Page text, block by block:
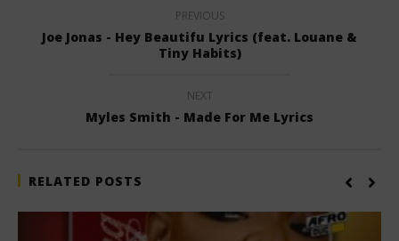
PREVIOUS
Joe Jonas - Hey Beautifu Lyrics (feat. Louane &
Tiny Habits)
NEXT
Myles Smith - Made For Me Lyrics
RELATED POSTS